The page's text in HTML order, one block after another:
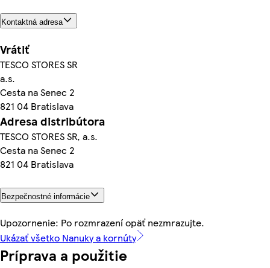
Kontaktná adresa
Vrátiť
TESCO STORES SR
a.s.
Cesta na Senec 2
821 04 Bratislava
Adresa distribútora
TESCO STORES SR, a.s.
Cesta na Senec 2
821 04 Bratislava
Bezpečnostné informácie
Upozornenie: Po rozmrazení opäť nezmrazujte.
Ukázať všetko Nanuky a kornúty
Príprava a použitie